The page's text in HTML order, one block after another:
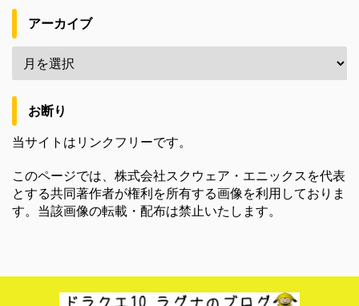
アーカイブ
お断り
当サイトはリンクフリーです。
このページでは、株式会社スクウェア・エニックスを代表
とする共同著作者が権利を所有する画像を利用しておりま
す。当該画像の転載・配布は禁止いたします。